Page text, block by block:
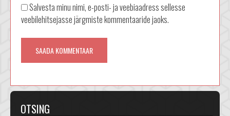
Salvesta minu nimi, e-posti- ja veebiaadress sellesse
veebilehitsejasse järgmiste kommentaaride jaoks.
OTSING